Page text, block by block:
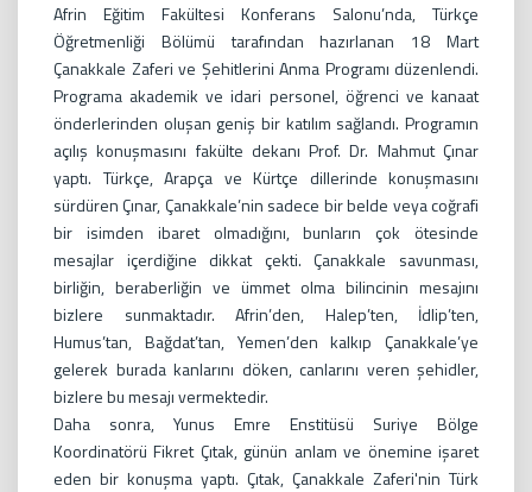
Afrin Eğitim Fakültesi Konferans Salonu’nda, Türkçe
Öğretmenliği Bölümü tarafından hazırlanan 18 Mart
Çanakkale Zaferi ve Şehitlerini Anma Programı düzenlendi.
Programa akademik ve idari personel, öğrenci ve kanaat
önderlerinden oluşan geniş bir katılım sağlandı. Programın
açılış konuşmasını fakülte dekanı Prof. Dr. Mahmut Çınar
yaptı. Türkçe, Arapça ve Kürtçe dillerinde konuşmasını
sürdüren Çınar, Çanakkale’nin sadece bir belde veya coğrafi
bir isimden ibaret olmadığını, bunların çok ötesinde
mesajlar içerdiğine dikkat çekti. Çanakkale savunması,
birliğin, beraberliğin ve ümmet olma bilincinin mesajını
bizlere sunmaktadır. Afrin’den, Halep’ten, İdlip’ten,
Humus’tan, Bağdat’tan, Yemen’den kalkıp Çanakkale’ye
gelerek burada kanlarını döken, canlarını veren şehidler,
bizlere bu mesajı vermektedir.
Daha sonra, Yunus Emre Enstitüsü Suriye Bölge
Koordinatörü Fikret Çıtak, günün anlam ve önemine işaret
eden bir konuşma yaptı. Çıtak, Çanakkale Zaferi'nin Türk